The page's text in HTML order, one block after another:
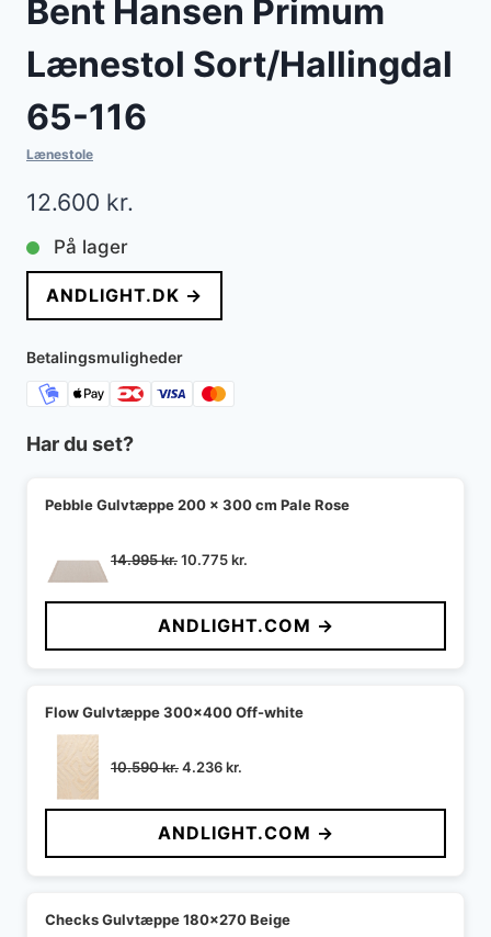
Bent Hansen Primum
Lænestol Sort/Hallingdal
65-116
Lænestole
12.600 kr.
På lager
ANDLIGHT.DK →
Betalingsmuligheder
Har du set?
Pebble Gulvtæppe 200 x 300 cm Pale Rose
14.995kr.Den
pris
var:
14.995 kr..
10.775kr.
pris
er:
10.775 kr..
ANDLIGHT.COM →
Flow Gulvtæppe 300x400 Off-white
10.590kr.Den
pris
var:
10.590 kr..
4.236kr.
pris
er:
4.236 kr..
ANDLIGHT.COM →
Checks Gulvtæppe 180x270 Beige